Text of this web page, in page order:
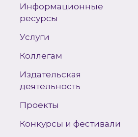
Информационные
ресурсы
Услуги
Коллегам
Издательская
деятельность
Проекты
Конкурсы и фестивали